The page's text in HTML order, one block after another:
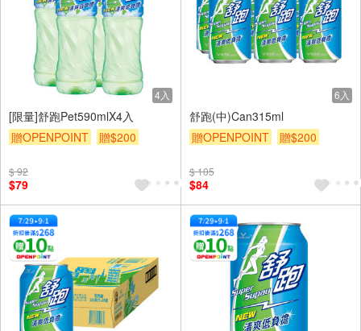
4入
[限量]舒跑Pet590mlX4入
贈OPENPOINT
贈$200
$ 92
$79
6入
舒跑(中)Can315ml
贈OPENPOINT
贈$200
$ 105
$84